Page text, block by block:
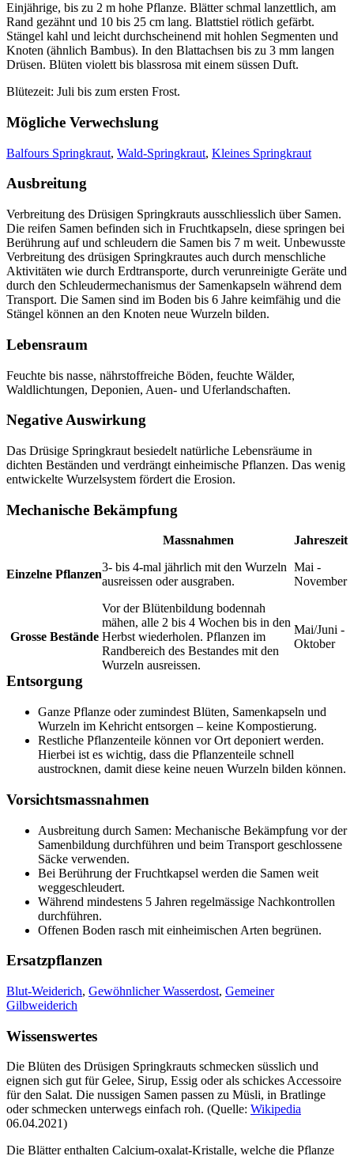
Einjährige, bis zu 2 m hohe Pflanze. Blätter schmal lanzettlich, am
Rand gezähnt und 10 bis 25 cm lang. Blattstiel rötlich gefärbt.
Stängel kahl und leicht durchscheinend mit hohlen Segmenten und
Knoten (ähnlich Bambus). In den Blattachsen bis zu 3 mm langen
Drüsen. Blüten violett bis blassrosa mit einem süssen Duft.
Blütezeit: Juli bis zum ersten Frost.
Mögliche Verwechslung
Balfours Springkraut, Wald-Springkraut, Kleines Springkraut
Ausbreitung
Verbreitung des Drüsigen Springkrauts ausschliesslich über Samen.
Die reifen Samen befinden sich in Fruchtkapseln, diese springen bei
Berührung auf und schleudern die Samen bis 7 m weit. Unbewusste
Verbreitung des drüsigen Springkrautes auch durch menschliche
Aktivitäten wie durch Erdtransporte, durch verunreinigte Geräte und
durch den Schleudermechanismus der Samenkapseln während dem
Transport. Die Samen sind im Boden bis 6 Jahre keimfähig und die
Stängel können an den Knoten neue Wurzeln bilden.
Lebensraum
Feuchte bis nasse, nährstoffreiche Böden, feuchte Wälder,
Waldlichtungen, Deponien, Auen- und Uferlandschaften.
Negative Auswirkung
Das Drüsige Springkraut besiedelt natürliche Lebensräume in
dichten Beständen und verdrängt einheimische Pflanzen. Das wenig
entwickelte Wurzelsystem fördert die Erosion.
Mechanische Bekämpfung
Massnahmen Jahreszeit
Einzelne Pflanzen
3- bis 4-mal jährlich mit den Wurzeln
ausreissen oder ausgraben.
Mai -
November
Grosse Bestände
Vor der Blütenbildung bodennah
mähen, alle 2 bis 4 Wochen bis in den
Herbst wiederholen. Pflanzen im
Randbereich des Bestandes mit den
Wurzeln ausreissen.
Mai/Juni -
Oktober
Entsorgung
Ganze Pflanze oder zumindest Blüten, Samenkapseln und
Wurzeln im Kehricht entsorgen – keine Kompostierung.
Restliche Pflanzenteile können vor Ort deponiert werden.
Hierbei ist es wichtig, dass die Pflanzenteile schnell
austrocknen, damit diese keine neuen Wurzeln bilden können.
Vorsichtsmassnahmen
Ausbreitung durch Samen: Mechanische Bekämpfung vor der
Samenbildung durchführen und beim Transport geschlossene
Säcke verwenden.
Bei Berührung der Fruchtkapsel werden die Samen weit
weggeschleudert.
Während mindestens 5 Jahren regelmässige Nachkontrollen
durchführen.
Offenen Boden rasch mit einheimischen Arten begrünen.
Ersatzpflanzen
Blut-Weiderich, Gewöhnlicher Wasserdost, Gemeiner
Gilbweiderich
Wissenswertes
Die Blüten des Drüsigen Springkrauts schmecken süsslich und
eignen sich gut für Gelee, Sirup, Essig oder als schickes Accessoire
für den Salat. Die nussigen Samen passen zu Müsli, in Bratlinge
oder schmecken unterwegs einfach roh. (Quelle: Wikipedia
06.04.2021)
Die Blätter enthalten Calcium-oxalat-Kristalle, welche die Pflanze